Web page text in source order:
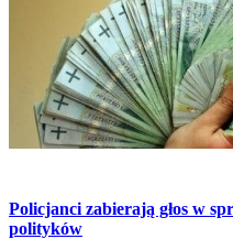
Policjanci zabierają głos w
polityków